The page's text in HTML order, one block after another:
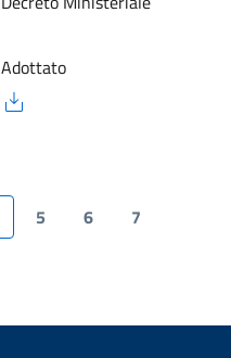
Adottato
5 6 7